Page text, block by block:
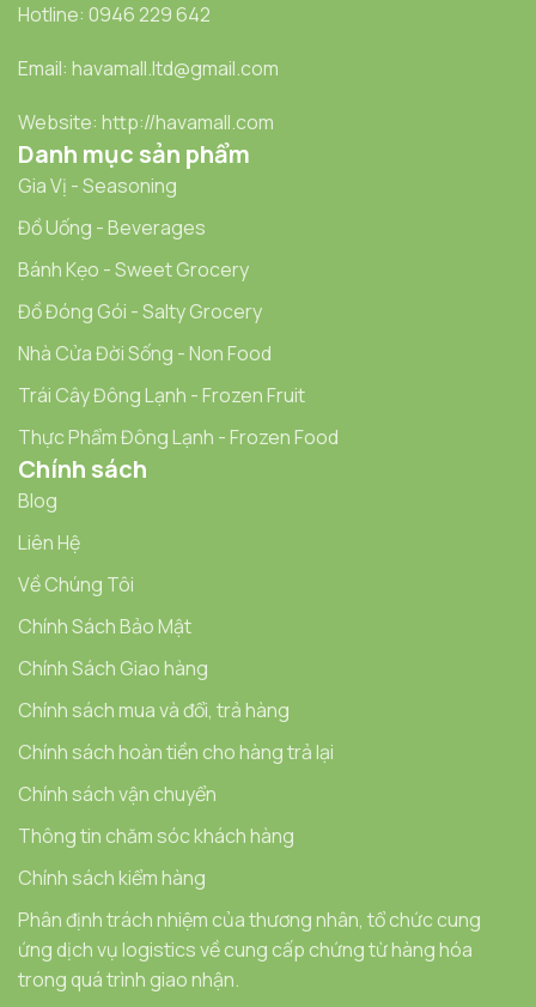
Hotline: 0946 229 642
Email: havamall.ltd@gmail.com
Website: http://havamall.com
Danh mục sản phẩm
Gia Vị - Seasoning
Đồ Uống - Beverages
Bánh Kẹo - Sweet Grocery
Đồ Đóng Gói - Salty Grocery
Nhà Cửa Đời Sống - Non Food
Trái Cây Đông Lạnh - Frozen Fruit
Thực Phẩm Đông Lạnh - Frozen Food
Chính sách
Blog
Liên Hệ
Về Chúng Tôi
Chính Sách Bảo Mật
Chính Sách Giao hàng
Chính sách mua và đổi, trả hàng
Chính sách hoàn tiền cho hàng trả lại
Chính sách vận chuyển
Thông tin chăm sóc khách hàng
Chính sách kiểm hàng
Phân định trách nhiệm của thương nhân, tổ chức cung
ứng dịch vụ logistics về cung cấp chứng từ hàng hóa
trong quá trình giao nhận.